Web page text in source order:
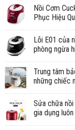
Nồi Cơm
Phục Hiệu
Lỗi E01 của
phòng ngừa
Trung tâm
những chiếc
Sửa chữa
gia dụng